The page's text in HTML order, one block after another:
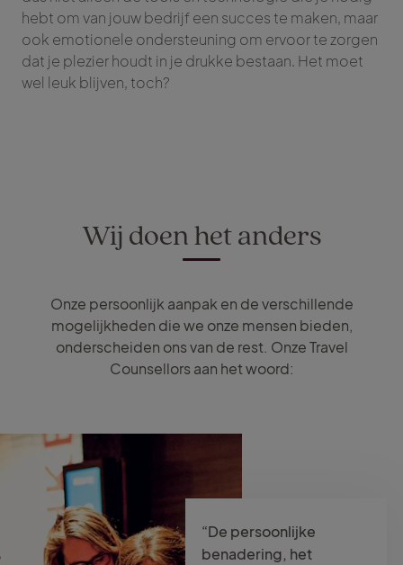
hebt om van jouw bedrijf een succes te maken, maar
ook emotionele ondersteuning om ervoor te zorgen
dat je plezier houdt in je drukke bestaan. Het moet
wel leuk blijven, toch?
Wij doen het anders
Onze persoonlijk aanpak en de verschillende
mogelijkheden die we onze mensen bieden,
onderscheiden ons van de rest. Onze Travel
Counsellors aan het woord:
“De persoonlijke
benadering, het